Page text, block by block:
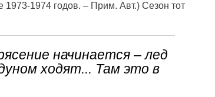
1974 годов. – Прим. Авт.) Сезон тот
начинается – лед
ходят... Там это в